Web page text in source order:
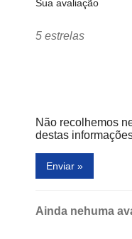
Sua avaliação
5 estrelas
Não recolhemos
destas
Enviar »
Ainda nehuma